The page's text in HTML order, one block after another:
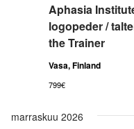
Aphasia
logopeder /
the Trainer
Vasa, Finland
799€
marraskuu 2026